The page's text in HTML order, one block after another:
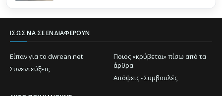
ΊΣΩΣ ΝΑ ΣΕ ΕΝΔΙΑΦΈΡΟΥΝ
Είπαν για το dwrean.net
Ποιος «κρύβεται» πίσω από τα
άρθρα
Συνεντεύξεις
Απόψεις - Συμβουλές